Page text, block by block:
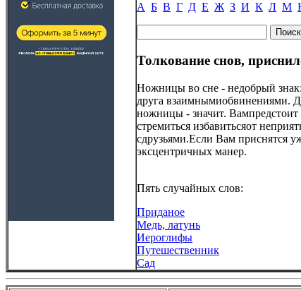
А Б В Г Д Е Ж З И К Л М
Толкование снов,
Ножницы во сне - недобрый
друга взаимнымиобвинениями.
ножницы - значит. Вампредстоит
стремиться избавитьсяот
сдрузьями.Если Вам приснятся
эксцентричных манер.
Пять случайных слов:
Приданое
Медь, латунь
Иероглифы
Путешественник
Сад